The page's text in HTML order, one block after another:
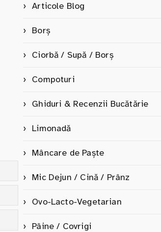
Articole Blog
Borș
Ciorbă / Supă / Borș
Compoturi
Ghiduri & Recenzii Bucătărie
Limonadă
Mâncare de Paște
Mic Dejun / Cină / Prânz
Ovo-Lacto-Vegetarian
Pâine / Covrigi